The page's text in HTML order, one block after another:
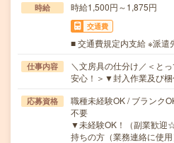
時給 時給1,500円～1,875円
交通費
■ 交通費規定内支給 ※派遣
仕事内容
＼文房具の仕分け／＜と
安心！＞▼封入作業及び
応募資格
職種未経験OK / ブランク
不要
▼未経験OK！（副業歓
持ちの方（業務連絡に使